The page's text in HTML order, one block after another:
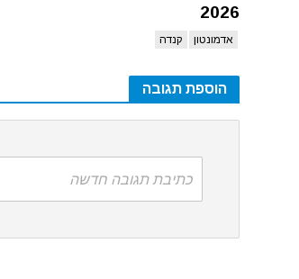
2026
אדמונטון קנדה
הוספת תגובה
כתיבת תגובה חדשה